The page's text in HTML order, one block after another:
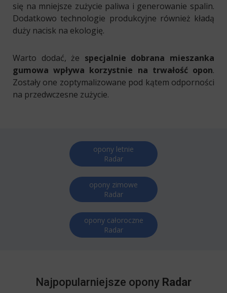
się na mniejsze zużycie paliwa i generowanie spalin.
Dodatkowo technologie produkcyjne również kładą
duży nacisk na ekologię.
Warto dodać, że specjalnie dobrana mieszanka
gumowa wpływa korzystnie na trwałość opon.
Zostały one zoptymalizowane pod kątem odporności
na przedwczesne zużycie.
opony letnie
Radar
opony zimowe
Radar
opony całoroczne
Radar
Najpopularniejsze opony Radar